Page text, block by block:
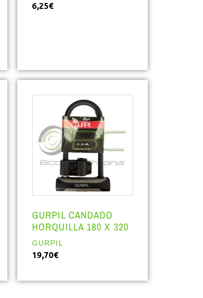
6,25€
GURPIL CANDADO
HORQUILLA 180 X 320
GURPIL
19,70€